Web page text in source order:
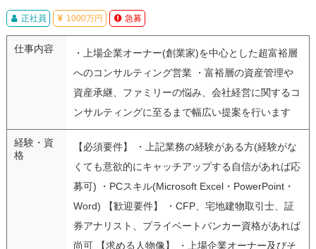
正社員 1000万円 急募
仕事内容
・上場企業オーナー(創業家)を中心とした超富裕層
へのコンサルティング営業 ・富裕層の資産管理や
資産承継、ファミリーの悩み、会社経営に関するコ
ンサルティングに至るまで幅広い提案を行います
経験・資
格
【必須要件】 ・上記業務の経験がある方(経験がな
くても意欲的にキャッチアップする自信があれば応
募可) ・PCスキル(Microsoft Excel・PowerPoint・
Word) 【歓迎要件】 ・CFP、宅地建物取引士、証
券アナリスト、プライベートバンカー資格があれば
尚可 【求める人物像】 ・上場企業オーナー及びそ